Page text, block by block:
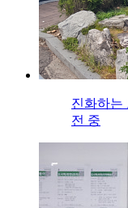
진화하는
전 중